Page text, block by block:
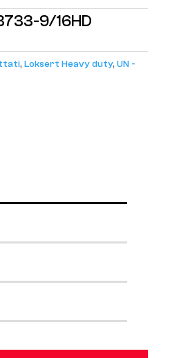
9/16HD
, Loksert Heavy duty, UN -